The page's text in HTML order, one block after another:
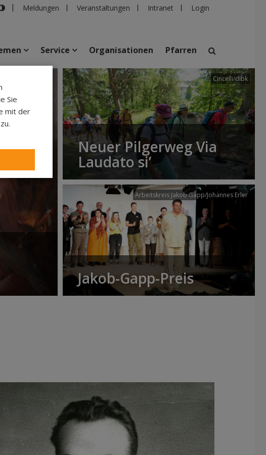
Meldungen Veranstaltungen Intranet Login
suchen
Veranstaltungen Personen Pfarren Einrichtungen
Service Organisationen Pfarren
Cincelli/dibk
Neuer Pilgerweg Via
Laudato si’
Arbeitskreis Jakob Gapp/Johannes Erler
Jakob-Gapp-Preis
Sie
mit der